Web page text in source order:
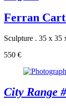
Ferran
Sculpture . 35 x 35
550 €
City Range